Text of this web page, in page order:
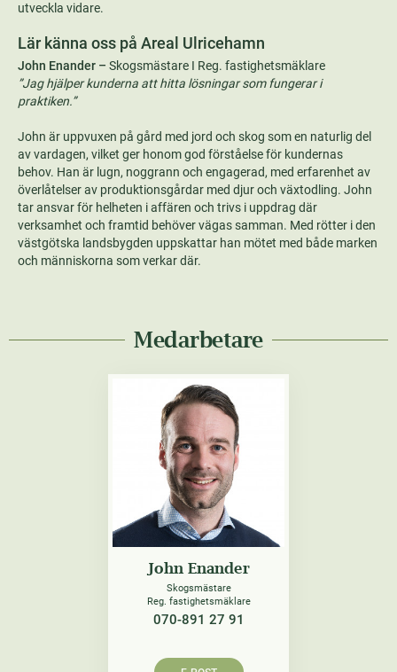
utveckla vidare.
Lär känna oss på Areal Ulricehamn
John Enander – Skogsmästare I Reg. fastighetsmäklare
”Jag hjälper kunderna att hitta lösningar som fungerar i
praktiken.”
John är uppvuxen på gård med jord och skog som en naturlig del
av vardagen, vilket ger honom god förståelse för kundernas
behov. Han är lugn, noggrann och engagerad, med erfarenhet av
överlåtelser av produktionsgårdar med djur och växtodling. John
tar ansvar för helheten i affären och trivs i uppdrag där
verksamhet och framtid behöver vägas samman. Med rötter i den
västgötska landsbygden uppskattar han mötet med både marken
och människorna som verkar där.
Medarbetare
John Enander
Skogsmästare
Reg. fastighetsmäklare
070-891 27 91